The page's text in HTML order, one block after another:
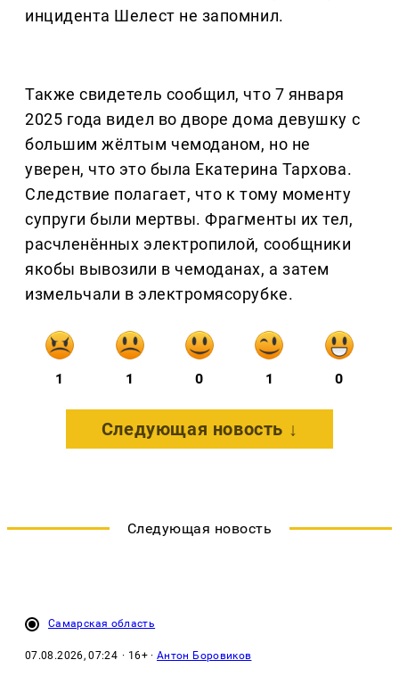
инцидента Шелест не запомнил.
Также свидетель сообщил, что 7 января
2025 года видел во дворе дома девушку с
большим жёлтым чемоданом, но не
уверен, что это была Екатерина Тархова.
Следствие полагает, что к тому моменту
супруги были мертвы. Фрагменты их тел,
расчленённых электропилой, сообщники
якобы вывозили в чемоданах, а затем
измельчали в электромясорубке.
1 1 0 1 0
Следующая новость ↓
Следующая новость
Самарская область
07.08.2026, 07:24 · 16+ ·Антон Боровиков